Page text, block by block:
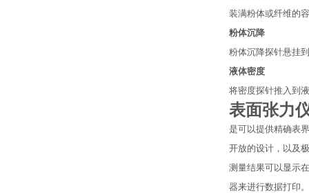
装满粉体或纤维的
粉体沉降
粉体沉降探针悬挂
液体密度
将密度探针推入到
表面张力
是可以提供精确表
开放的设计，以及
测量结果可以显示
器来进行数据打印